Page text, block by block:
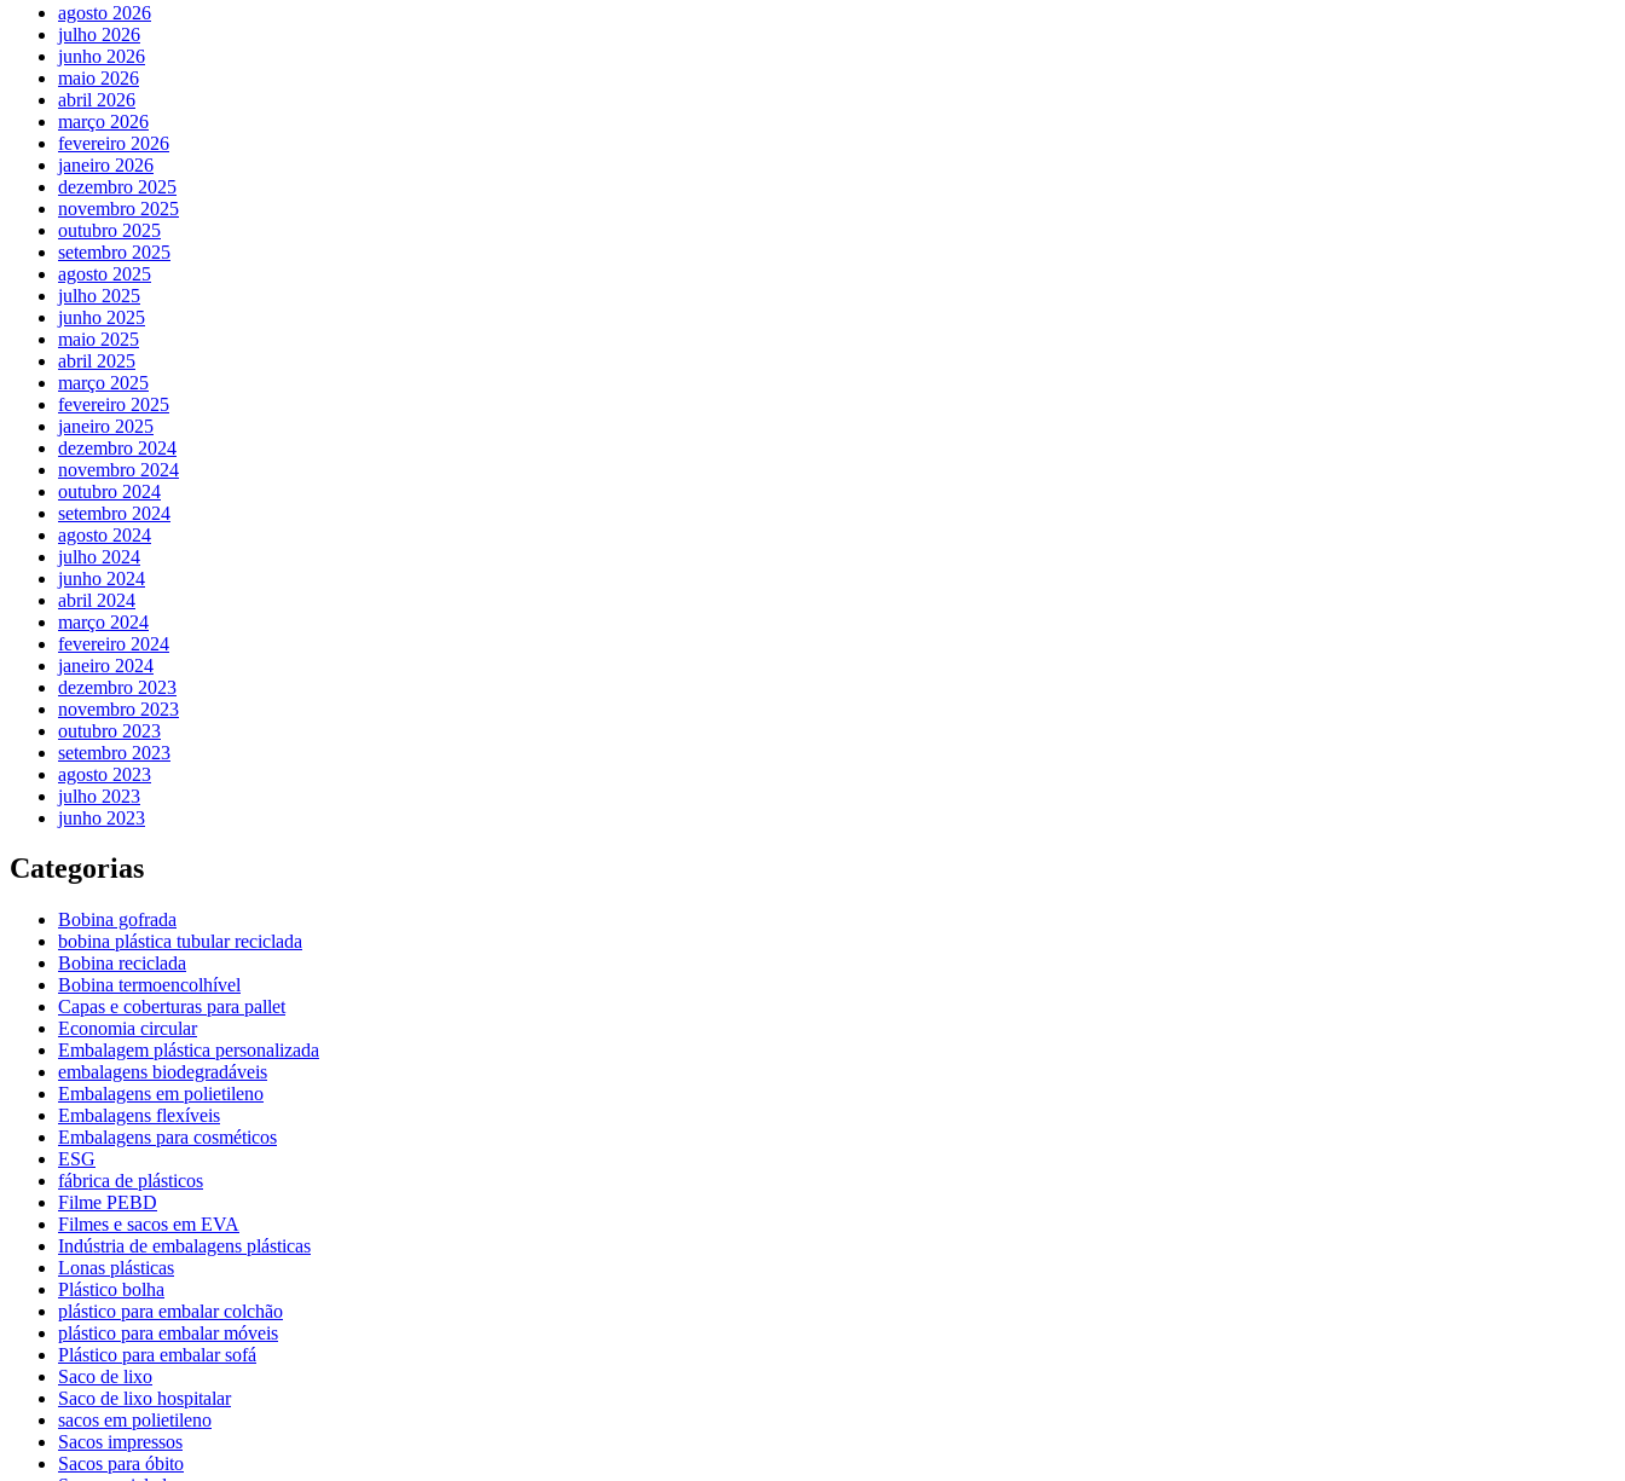
agosto 2026
julho 2026
junho 2026
maio 2026
abril 2026
março 2026
fevereiro 2026
janeiro 2026
dezembro 2025
novembro 2025
outubro 2025
setembro 2025
agosto 2025
julho 2025
junho 2025
maio 2025
abril 2025
março 2025
fevereiro 2025
janeiro 2025
dezembro 2024
novembro 2024
outubro 2024
setembro 2024
agosto 2024
julho 2024
junho 2024
abril 2024
março 2024
fevereiro 2024
janeiro 2024
dezembro 2023
novembro 2023
outubro 2023
setembro 2023
agosto 2023
julho 2023
junho 2023
Categorias
Bobina gofrada
bobina plástica tubular reciclada
Bobina reciclada
Bobina termoencolhível
Capas e coberturas para pallet
Economia circular
Embalagem plástica personalizada
embalagens biodegradáveis
Embalagens em polietileno
Embalagens flexíveis
Embalagens para cosméticos
ESG
fábrica de plásticos
Filme PEBD
Filmes e sacos em EVA
Indústria de embalagens plásticas
Lonas plásticas
Plástico bolha
plástico para embalar colchão
plástico para embalar móveis
Plástico para embalar sofá
Saco de lixo
Saco de lixo hospitalar
sacos em polietileno
Sacos impressos
Sacos para óbito